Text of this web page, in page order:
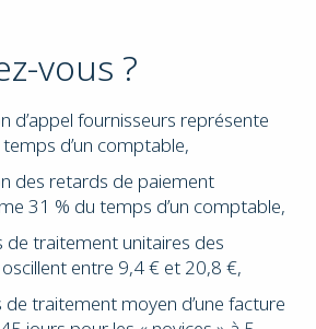
vous ?
d’appel fournisseurs représente
d’un comptable,
des retards de paiement
31 % du temps d’un comptable,
de traitement unitaires des
entre 9,4 € et 20,8 €,
de traitement moyen d’une facture